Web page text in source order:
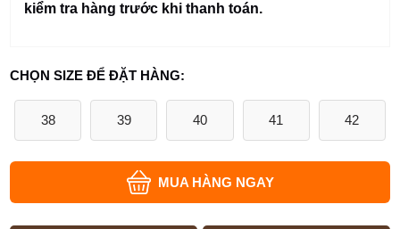
kiểm tra hàng trước khi thanh toán.
CHỌN SIZE ĐỂ ĐẶT HÀNG:
38 39 40 41 42
MUA HÀNG NGAY